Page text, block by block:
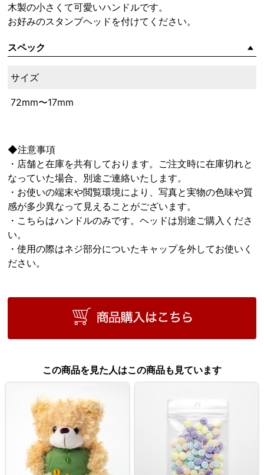
木製の小さくて可愛いハンドルです。
お好みのスタンプヘッドを付けてください。
スペック
サイズ
72mm〜17mm
◆注意事項
・店舗と在庫を共有しております。ご注文時に在庫切れと
なっていた場合、別途ご連絡いたします。
・お使いの端末や閲覧環境により、写真と実物の色味や質
感が多少異なって見えることがございます。
・こちらはハンドルのみです。ヘッドは別途ご購入くださ
い。
・使用の際はネジ部分についたキャップを外してお使いく
ださい。
この商品を見た人はこの商品も見ています